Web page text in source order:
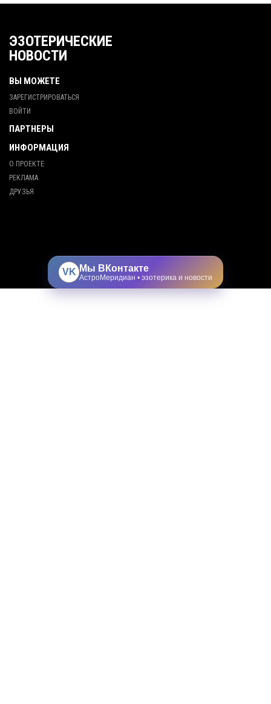
ЭЗОТЕРИЧЕСКИЕ
НОВОСТИ
ВЫ МОЖЕТЕ
ЗАРЕГИСТРИРОВАТЬСЯ
ВОЙТИ
ПАРТНЕРЫ
ИНФОРМАЦИЯ
О ПРОЕКТЕ
РЕКЛАМА
ДРУЗЬЯ
VK Мы ВКонтакте
АстроМеридиан • эзотерика и новости